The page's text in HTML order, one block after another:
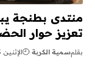
منتدى بطنجة
تعزيز حوار
بقلمسمية الكربة الإثنين 15 يونيو 2026 - 09:02